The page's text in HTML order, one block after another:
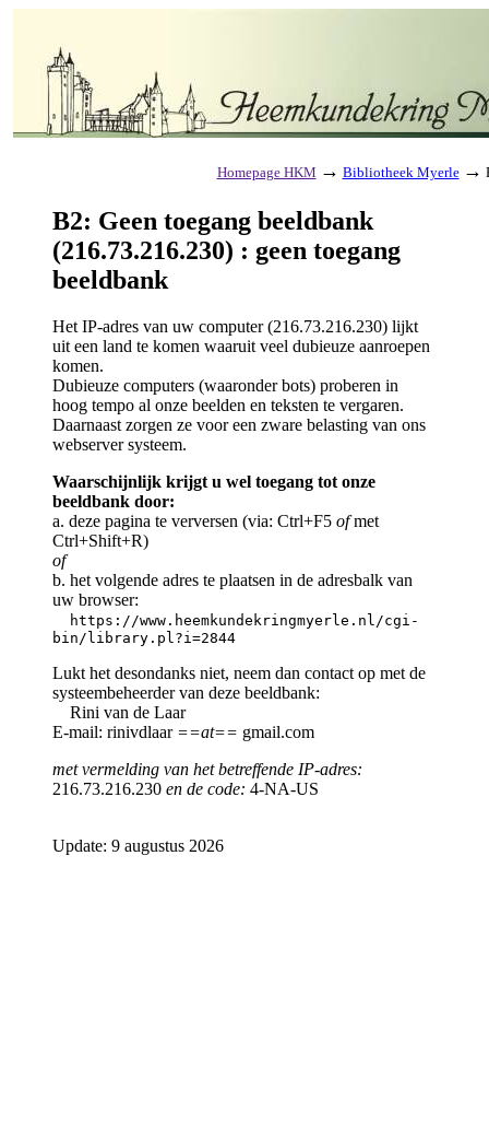
Homepage HKM → Bibliotheek Myerle →
B2: Geen toegang beeldbank
(216.73.216.230) : geen toegang
beeldbank
Het IP-adres van uw computer (216.73.216.230) lijkt
uit een land te komen waaruit veel dubieuze aanroepen
komen.
Dubieuze computers (waaronder bots) proberen in
hoog tempo al onze beelden en teksten te vergaren.
Daarnaast zorgen ze voor een zware belasting van ons
webserver systeem.
Waarschijnlijk krijgt u wel toegang tot onze
beeldbank door:
a. deze pagina te verversen (via: Ctrl+F5 ofmet
Ctrl+Shift+R)
of
b. het volgende adres te plaatsen in de adresbalk van
uw browser:
https://www.heemkundekringmyerle.nl/cgi-
bin/library.pl?i=2844
Lukt het desondanks niet, neem dan contact op met de
systeembeheerder van deze beeldbank:
Rini van de Laar
E-mail: rinivdlaar ==at== gmail.com
met vermelding van het betreffende IP-adres:
216.73.216.230 en de code: 4-NA-US
Update: 9 augustus 2026